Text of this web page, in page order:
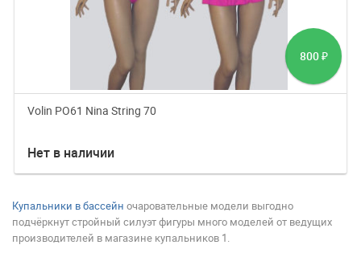
800 ₽
Volin PO61 Nina String 70
Нет в наличии
Купальники в бассейн очаровательные модели выгодно
подчёркнут стройный силуэт фигуры много моделей от ведущих
производителей в магазине купальников 1.